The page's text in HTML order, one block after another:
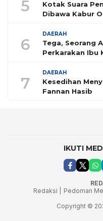
5
Kotak Suara
Dibawa Kabur
6
DAERAH
Tega, Seorang
Perkarakan Ibu
7
DAERAH
Kesedihan
Fannan Hasib
IKUTI
Redaksi |
Pedoman
Copyright ©